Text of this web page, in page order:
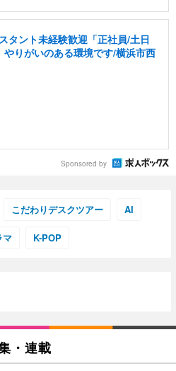
タント未経験歓迎「正社員/土日
りがいのある環境です/横浜市西
Sponsored by
こだわりデスクツアー AI
マ K-POP
・連載